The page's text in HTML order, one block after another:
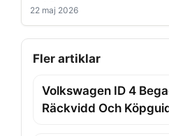
22 maj 2026
Fler artiklar
Volkswagen ID 4
Räckvidd Och